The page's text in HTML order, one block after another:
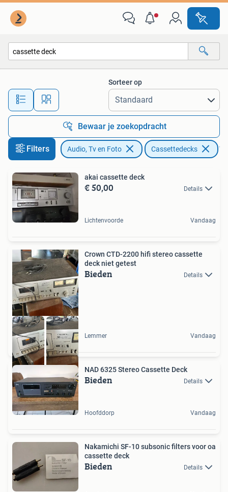
Alle afstanden…
Sorteer op
Bewaar je zoekopdracht
Filters Audio, Tv en Foto Cassettedecks
akai cassette deck
€ 50,00 Details
Lichtenvoorde Vandaag
Crown CTD-2200 hifi stereo cassette
deck niet getest
Bieden Details
Lemmer Vandaag
NAD 6325 Stereo Cassette Deck
Bieden Details
Hoofddorp Vandaag
Nakamichi SF-10 subsonic filters voor oa
cassette deck
Bieden Details